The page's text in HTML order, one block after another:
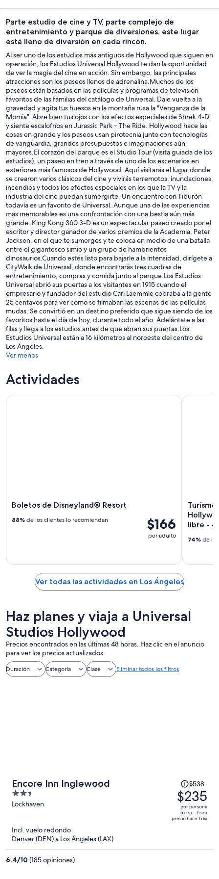
excursiones de
un día
historia
y
personalizados
actividades al
Parte estudio de cine y TV, parte complejo de
entretenimiento y parque de diversiones, este lugar
está lleno de diversión en cada rincón.
Al ser uno de los estudios más antiguos de Hollywood que siguen en
operación, los Estudios Universal Hollywood te dan la oportunidad
de ver la magia del cine en acción. Sin embargo, las principales
atracciones son los paseos llenos de adrenalina.Muchos de los
paseos están basados en las películas y programas de televisión
favoritos de las familias del catálogo de Universal. Dale vuelta a la
gravedad y agita tus huesos en la montaña rusa la "Venganza de la
Momia". Abre bien tus ojos con los efectos especiales de Shrek 4-D
y siente escalofríos en Jurassic Park – The Ride. Hollywood hace las
cosas en grande y los paseos usan pirotecnia junto con tecnologías
de vanguardia, grandes presupuestos e imaginaciones aún
mayores.El corazón del parque es el Studio Tour (visita guiada de los
estudios), un paseo en tren a través de uno de los escenarios en
exteriores más famosos de Hollywood. Aquí visitarás el lugar donde
se crearon varios clásicos del cine y vivirás terremotos, inundaciones,
incendios y todos los efectos especiales en los que la TV y la
industria del cine puedan sumergirte. Un encuentro con Tiburón
todavía es un favorito de Universal. Aunque una de las experiencias
más memorables es una confrontación con una bestia aún más
grande. King Kong 360 3-D es un espectacular paseo creado por el
escritor y director ganador de varios premios de la Academia, Peter
Jackson, en el que te sumerges y te coloca en medio de una batalla
entre el gigantesco simio y un grupo de hambrientos
dinosaurios.Cuando estés listo para bajarle a la intensidad, dirígete a
CityWalk de Universal, donde encontrarás tres cuadras de
entretenimiento, compras y comida junto al parque.Los Estudios
Universal abrió sus puertas a los visitantes en 1915 cuando el
empresario y fundador del estudio Carl Laemmle cobraba a la gente
25 centavos para ver cómo se filmaban las escenas de las películas
mudas. Se convirtió en un destino preferido que sigue siendo de los
favoritos hasta el día de hoy, durante todo el año. Adelántate a las
filas y llega a los estudios antes de que abran sus puertas.Los
Estudios Universal están a 16 kilómetros al noroeste del centro de
Los Ángeles.
Ver menos
Actividades
Boletos de Disneyland® Resort
$166
por adulto
88% de los clientes lo recomiendan
Boletos de Disneyland® Resort
libre - 4
74% de
Turismo
Ver todas las actividades en Los Ángeles
Haz planes y viaja a Universal
Studios Hollywood
Precios encontrados en las últimas 48 horas. Haz clic en el anuncio
para ver los precios actualizados.
Duración Categoría Clase Eliminar todos los filtros
Encore Inn Inglewood
2.5
out
5
Lockhaven
El
precio
era
de
$538
$538
$235
por persona
5 sep - 7 sep
precio hace 1 día
Incl. vuelo redondo
Denver (DEN) a Los Ángeles (LAX)
6.4/10 (185 opiniones)